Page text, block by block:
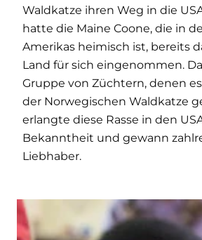
Waldkatze ihren Weg in die
hatte die Maine Coone, die in
Amerikas heimisch ist, bereits
Land für sich eingenommen.
Gruppe von Züchtern, denen
der Norwegischen Waldkatze
erlangte diese Rasse in den
Bekanntheit und gewann
Liebhaber.